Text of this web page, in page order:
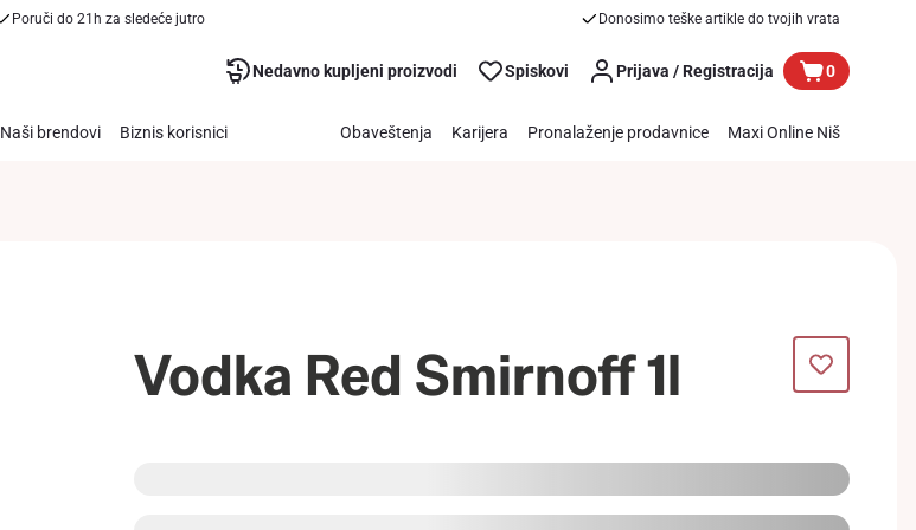
Poruči do 21h za sledeće jutro Donosimo teške artikle do tvojih vrata
Nedavno kupljeni proizvodi Spiskovi Prijava / Registracija 0
Naši brendovi Biznis korisnici Obaveštenja Karijera Pronalaženje prodavnice Maxi Online Niš
Vodka Red Smirnoff 1l